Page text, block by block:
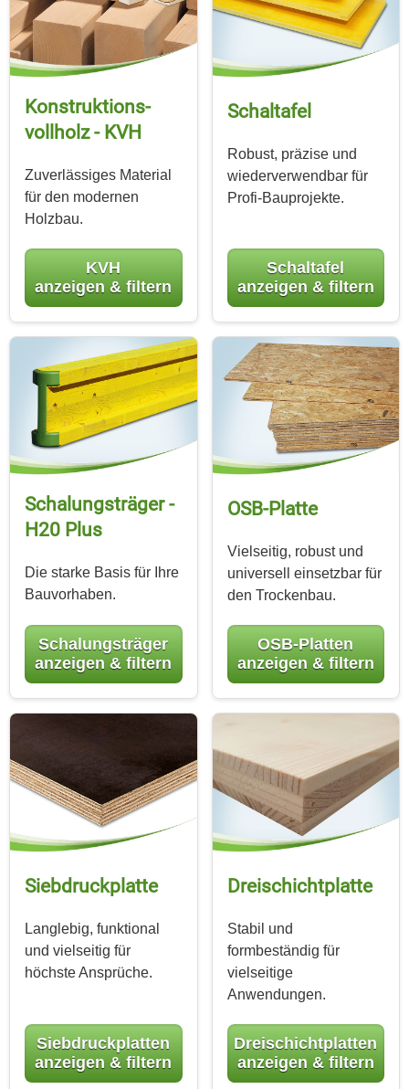
Konstruktions­
vollholz - KVH
Zuverlässiges Material
für den modernen
Holzbau.
KVH
anzeigen & filtern
Schaltafel
Robust, präzise und
wiederverwendbar für
Profi-Bauprojekte.
Schaltafel
anzeigen & filtern
Schalungs­träger -
H20 Plus
Die starke Basis für Ihre
Bauvorhaben.
Schalungsträger
anzeigen & filtern
OSB-Platte
Vielseitig, robust und
universell einsetzbar für
den Trockenbau.
OSB-Platten
anzeigen & filtern
Siebdruckplatte
Langlebig, funktional
und vielseitig für
höchste Ansprüche.
Siebdruckplatten
anzeigen & filtern
Dreischicht­platte
Stabil und
formbeständig für
vielseitige
Anwendungen.
Dreischichtplatten
anzeigen & filtern